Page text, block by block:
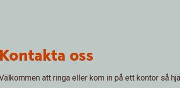
Kontakta oss
att ringa eller kom in på ett kontor så